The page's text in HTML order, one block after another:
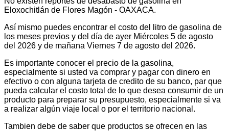
Eloxochitlán de Flores Magón - OAXACA.
Así mismo puedes encontrar el costo del litro de gasolina de
los meses previos y del día de ayer Miércoles 5 de agosto
del 2026 y de mañana Viernes 7 de agosto del 2026.
Es importante conocer el precio de la gasolina,
especialmente si usted va comprar y pagar con dinero en
efectivo o con alguna tarjeta de credito de su banco, par que
pueda calcular el costo total de lo que desea consumir de un
producto para preparar su presupuesto, especialmente si va
a realizar algún viaje local o por el territorio nacional.
Tambien debe de saber que productos se ofrecen en las